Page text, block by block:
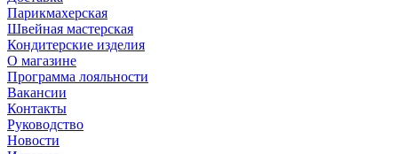
Парикмахерская
Швейная мастерская
Кондитерские изделия
О магазине
Программа лояльности
Вакансии
Контакты
Руководство
Новости